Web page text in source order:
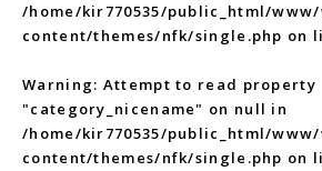
/home/kir770535/public_html/www/
content/themes/nfk/single.php on
Warning: Attempt to read property
"category_nicename" on null in
/home/kir770535/public_html/www/
content/themes/nfk/single.php on